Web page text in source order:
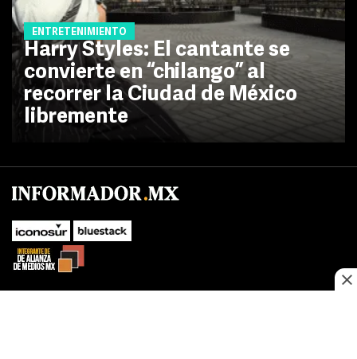
ENTRETENIMIENTO
Harry Styles: El cantante se
convierte en “chilango” al
recorrer la Ciudad de México
libremente